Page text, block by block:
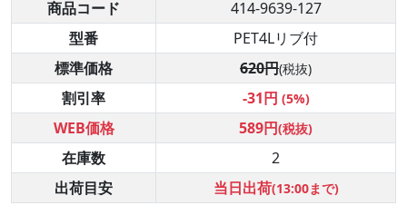
商品コード
414-9639-127
型番
PET4Lリブ付
標準価格
620円(税抜)
割引率 -31円 (5%)
WEB価格 589円(税抜)
在庫数
2
出荷目安
当日出荷(13:00まで)